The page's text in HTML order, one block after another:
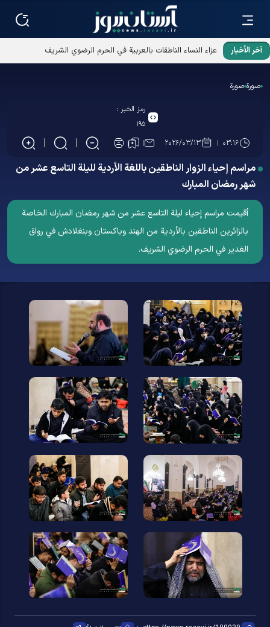
آخر الأخبار عزاء النساء الناطقات بالعربية في الحرم الرضوي الشريف
صورة صورة
رمز الخبر :
۱۹۵
۰۳:۱۶
۲۰۲۶/۰۳/۱۳
مراسم إحياء الزوار الناطقین باللغة الأردیة لليلة التاسع عشر من
شهر رمضان المبارك
أقيمت مراسم إحياء ليلة التاسع عشر من شهر رمضان المبارك الخاصة
بالزائرين الناطقين بالأردية من الهند وباكستان وبنغلادش في رواق
الغدير في الحرم الرضوي الشریف.